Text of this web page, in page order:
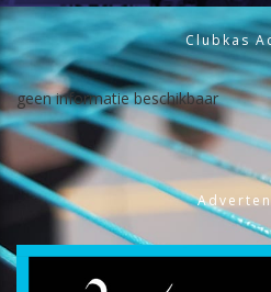
Clubkas
geen informatie beschikbaar